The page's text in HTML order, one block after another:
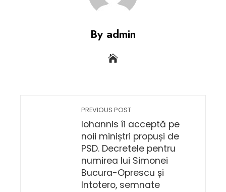
By admin
PREVIOUS POST
Iohannis îi acceptă pe
noii miniștri propuși de
PSD. Decretele pentru
numirea lui Simonei
Bucura-Oprescu și
Intotero, semnate